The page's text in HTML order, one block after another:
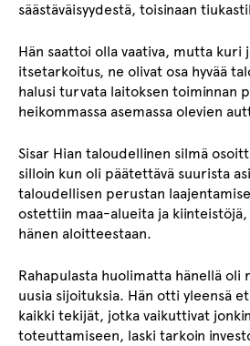
säästäväisyydestä, toisinaan
Hän saattoi olla vaativa, mutta kuri
itsetarkoitus, ne olivat osa hyvää
halusi turvata laitoksen toiminnan
heikommassa asemassa olevien
Sisar Hian taloudellinen silmä
silloin kun oli päätettävä suurista
taloudellisen perustan
ostettiin maa-alueita ja
hänen aloitteestaan.
Rahapulasta huolimatta hänellä
uusia sijoituksia. Hän otti yleensä
kaikki tekijät, jotka vaikuttivat
toteuttamiseen, laski tarkoin